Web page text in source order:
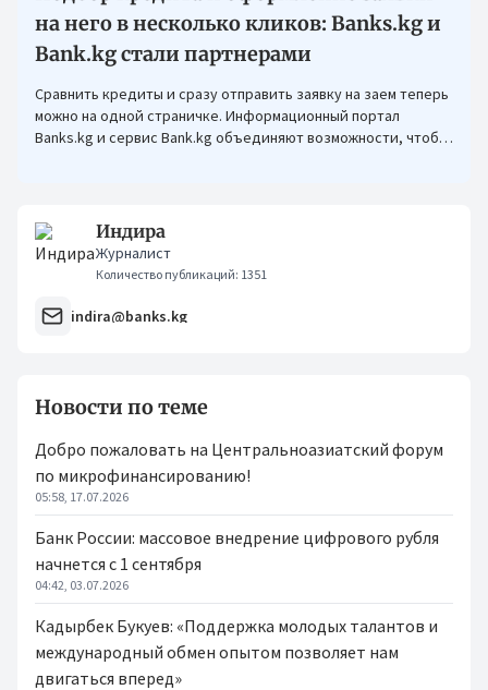
на него в несколько кликов: Banks.kg и
Bank.kg стали партнерами
Сравнить кредиты и сразу отправить заявку на заем теперь
можно на одной страничке. Информационный портал
Banks.kg и сервис Bank.kg объединяют возможности, чтобы
Индира
Журналист
Количество публикаций: 1351
indira@banks.kg
Новости по теме
Добро пожаловать на Центральноазиатский форум
по микрофинансированию!
05:58, 17.07.2026
Банк России: массовое внедрение цифрового рубля
начнется с 1 сентября
04:42, 03.07.2026
Кадырбек Букуев: «Поддержка молодых талантов и
международный обмен опытом позволяет нам
двигаться вперед»